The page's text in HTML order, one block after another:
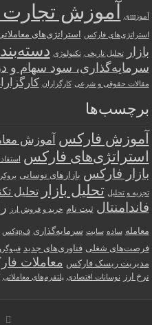
آموزшی آموزش
استراتژی‌های فارکس استراتژی‌های
بازار
تحلیل تاریخی تکنولوژی
سرمایه‌گذاری، سود سهام و
مقالات حقوقی و شرعی کارگزاران
برچسب‌ها
آموزش فارکس آموزش
استراتژی‌های فارکس
بازار فارکس بازارهای نوسانی
تجزیه و تحلیل تحلیل بازار تحلیل
فاندامنتال ثبت نام خرید و فروش ارز
معامله ساده سایت سرمایه‌گذاری فарکس
فرصت‌های شغلی فناوری‌های جدید
مدیریت ریسک فارکس معاملات
نرخ ارز نوسانات اقتصادی پلتفرم‌های معاملاتی